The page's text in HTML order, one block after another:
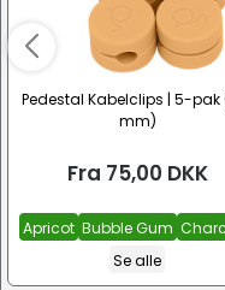
Pedestal Kabelclips | 5-pak
mm)
Fra 75,00 DKK
Apricot Bubble Gum
Se alle